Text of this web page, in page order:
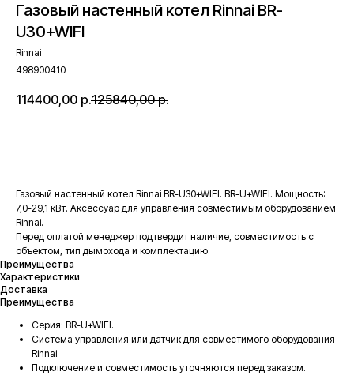
Газовый настенный котел Rinnai BR-
U30+WIFI
Rinnai
498900410
114400,00 р.125840,00 р.
Газовый настенный котел Rinnai BR-U30+WIFI. BR-U+WIFI. Мощность:
7,0-29,1 кВт. Аксессуар для управления совместимым оборудованием
Rinnai.
Перед оплатой менеджер подтвердит наличие, совместимость с
объектом, тип дымохода и комплектацию.
Преимущества
Характеристики
Доставка
Преимущества
Серия: BR-U+WIFI.
Система управления или датчик для совместимого оборудования
Rinnai.
Подключение и совместимость уточняются перед заказом.